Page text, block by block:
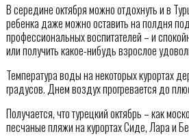
В середине октября можно отдохнуть и в
ребенка даже можно оставить на полдня
профессиональных воспитателей – и
или получить какое-нибудь взрослое
Температура воды на некоторых курортах
градусов. Днем воздух прогревается до
Получается, что турецкий октябрь – как
песчаные пляжи на курортах Сиде, Лара и